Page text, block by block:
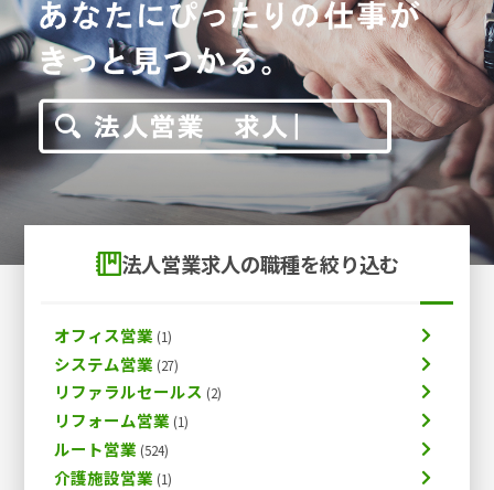
法人営業求人の職種を絞り込む
オフィス営業
システム営業
リファラルセールス
リフォーム営業
ルート営業
介護施設営業